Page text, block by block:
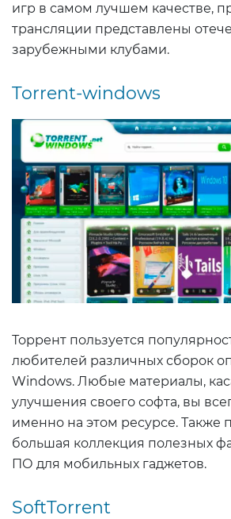
игр в самом лучшем качестве,
трансляции представлены
зарубежными клубами.
Torrent-windows
Торрент пользуется
любителей различных сборок
Windows. Любые материалы,
улучшения своего софта, вы
именно на этом ресурсе. Также
большая коллекция полезных
ПО для мобильных гаджетов.
SoftTorrent